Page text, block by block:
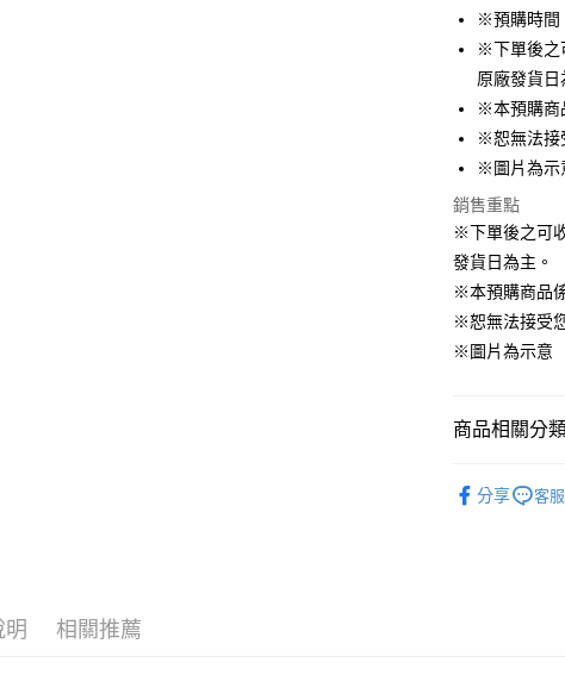
Apple Pay
悠遊付
Google Pay
ATM付款
貨到付款
運送方式
全家取貨付款
每筆NT$65，
每筆NT$65，
每筆NT$9,999
※預購時間
※下單後之
原廠發貨日
※本預購商
※恕無法接
※圖片為示
銷售重點
※下單後之可
發貨日為主。
※本預購商品
※恕無法接受
※圖片為示意
商品相關分
莉蓮
■絨毛/
分享 客服
明 相關推薦